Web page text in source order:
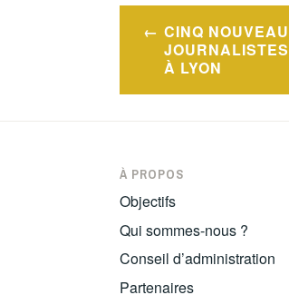
Navigation
l’article
CINQ
À LYON
À PROPOS
Objectifs
Qui sommes-nous ?
Conseil d’administration
Partenaires